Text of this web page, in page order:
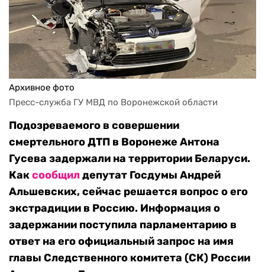
Архивное фото
Пресс-служба ГУ МВД по Воронежской области
Подозреваемого в совершении
смертельного ДТП в Воронеже Антона
Гусева задержали на территории Беларуси.
Каксообщилдепутат Госдумы Андрей
Альшевских, сейчас решается вопрос о его
экстрадиции в Россию. Информация о
задержании поступила парламентарию в
ответ на его официальный запрос на имя
главы Следственного комитета (СК) России